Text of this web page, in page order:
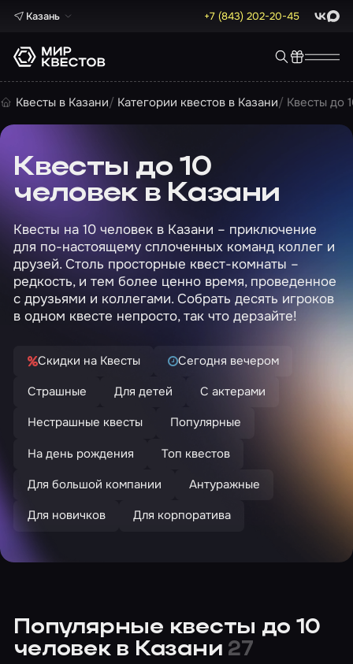
Казань +7 (843) 202-20-45 Max
Квесты в Казани Категории квестов в Казани Квесты до
Квесты до 10
человек в Казани
Квесты на 10 человек в Казани – приключение
для по-настоящему сплоченных команд коллег и
друзей. Столь просторные квест-комнаты –
редкость, и тем более ценно время, проведенное
с друзьями и коллегами. Собрать десять игроков
в одном квесте непросто, так что дерзайте!
Скидки на Квесты
Сегодня вечером
Страшные
Для детей
С актерами
Нестрашные квесты
Популярные
На день рождения
Топ квестов
Для большой компании
Антуражные
Для новичков
Для корпоратива
Популярные квесты до 10
человек в Казани 27